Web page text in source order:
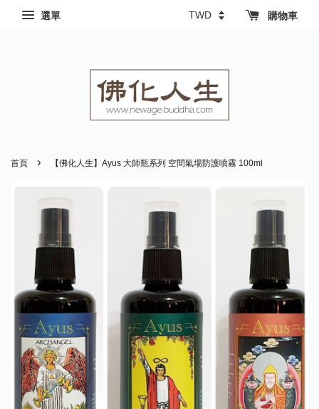
選單 購物車
首頁 › 【佛化人生】Ayus 大師瓶系列 空間氣場防護噴霧 100ml